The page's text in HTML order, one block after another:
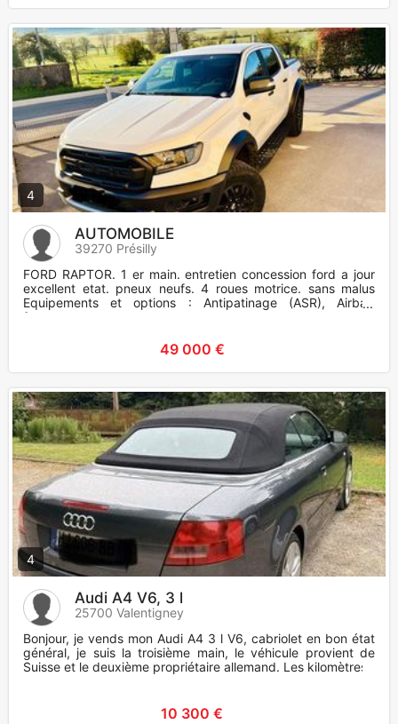
4
AUTOMOBILE
39270 Présilly
FORD RAPTOR. 1 er main. entretien concession ford a jour
excellent etat. pneux neufs. 4 roues motrice. sans malus
Equipements et options : Antipatinage (ASR), Airbag
frontaux
49 000 €
4
Audi A4 V6, 3 l
25700 Valentigney
Bonjour, je vends mon Audi A4 3 l V6, cabriolet en bon état
général, je suis la troisième main, le véhicule provient de
Suisse et le deuxième propriétaire allemand. Les kilomètres
10 300 €